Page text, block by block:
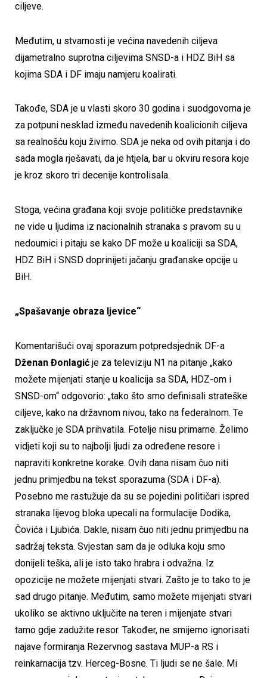
ciljeve.
Međutim, u stvarnosti je većina navedenih ciljeva
dijametralno suprotna ciljevima SNSD-a i HDZ BiH sa
kojima SDA i DF imaju namjeru koalirati.
Takođe, SDA je u vlasti skoro 30 godina i suodgovorna je
za potpuni nesklad između navedenih koalicionih ciljeva
sa realnošću koju živimo. SDA je neka od ovih pitanja i do
sada mogla rješavati, da je htjela, bar u okviru resora koje
je kroz skoro tri decenije kontrolisala.
Stoga, većina građana koji svoje političke predstavnike
ne vide u ljudima iz nacionalnih stranaka s pravom su u
nedoumici i pitaju se kako DF može u koaliciji sa SDA,
HDZ BiH i SNSD doprinijeti jačanju građanske opcije u
BiH.
„Spašavanje obraza ljevice“
Komentarišući ovaj sporazum potpredsjednik DF-a
Dženan Đonlagić je za televiziju N1 na pitanje „kako
možete mijenjati stanje u koalicija sa SDA, HDZ-om i
SNSD-om“ odgovorio: „tako što smo definisali strateške
ciljeve, kako na državnom nivou, tako na federalnom. Te
zaključke je SDA prihvatila. Fotelje nisu primarne. Želimo
vidjeti koji su to najbolji ljudi za određene resore i
napraviti konkretne korake. Ovih dana nisam čuo niti
jednu primjedbu na tekst sporazuma (SDA i DF-a).
Posebno me rastužuje da su se pojedini političari ispred
stranaka lijevog bloka upecali na formulacije Dodika,
Čovića i Ljubića. Dakle, nisam čuo niti jednu primjedbu na
sadržaj teksta. Svjestan sam da je odluka koju smo
donijeli teška, ali je isto tako hrabra i odvažna. Iz
opozicije ne možete mijenjati stvari. Zašto je to tako to je
sad drugo pitanje. Međutim, samo možete mijenjati stvari
ukoliko se aktivno uključite na teren i mijenjate stvari
tamo gdje zadužite resor. Također, ne smijemo ignorisati
najave formiranja Rezervnog sastava MUP-a RS i
reinkarnacija tzv. Herceg-Bosne. Ti ljudi se ne šale. Mi